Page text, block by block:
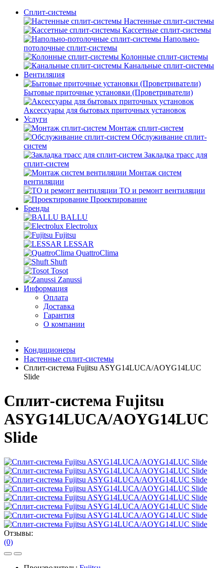
Сплит-системы
Настенные сплит-системы
Кассетные сплит-системы
Напольно-
потолочные сплит-системы
Колонные сплит-системы
Канальные сплит-системы
Вентиляция
Бытовые приточные установки (Проветриватели)
Аксессуары для бытовых приточных установок
Услуги
Монтаж сплит-систем
Обслуживание сплит-
систем
Закладка трасс для
сплит-систем
Монтаж систем
вентиляции
ТО и ремонт вентиляции
Проектирование
Бренды
BALLU
Electrolux
Fujitsu
LESSAR
QuattroClima
Shuft
Tosot
Zanussi
Информация
Оплата
Доставка
Гарантия
О компании
Кондиционеры
Настенные сплит-системы
Сплит-система Fujitsu ASYG14LUCA/AOYG14LUC
Slide
Сплит-система Fujitsu
ASYG14LUCA/AOYG14LUC
Slide
Отзывы:
(0)